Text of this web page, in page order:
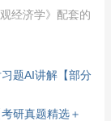
经济学》配套的
题AI讲解【部分
研真题精选＋